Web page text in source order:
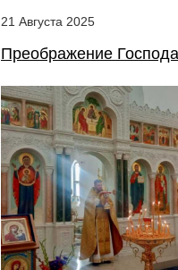
21 Августа 2025
Преображение